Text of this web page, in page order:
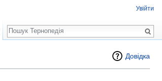
Довідка
Увійти
Пошук